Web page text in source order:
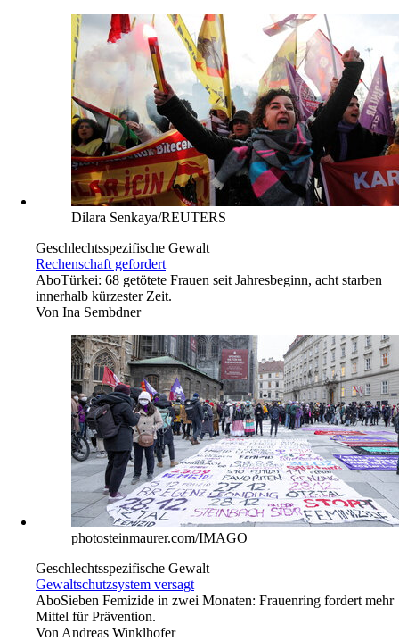
Dilara Senkaya/REUTERS
Geschlechtsspezifische Gewalt
Rechenschaft gefordert
AboTürkei: 68 getötete Frauen seit Jahresbeginn, acht starben
innerhalb kürzester Zeit.
Von Ina Sembdner
photosteinmaurer.com/IMAGO
Geschlechtsspezifische Gewalt
Gewaltschutzsystem versagt
AboSieben Femizide in zwei Monaten: Frauenring fordert mehr
Mittel für Prävention.
Von Andreas Winklhofer